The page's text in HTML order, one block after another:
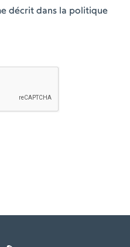
décrit dans la politique